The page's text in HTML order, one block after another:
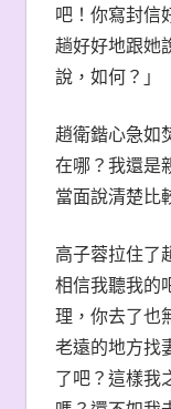
吧！你寫封信
趟好好地跟她
說，如何？」
趙衛鍇心急如
在哪？我還是
當面說清楚比
高子蓉拉住了
相信我聽我的
理，你去了也
老遠的地方找
了吧？這樣我